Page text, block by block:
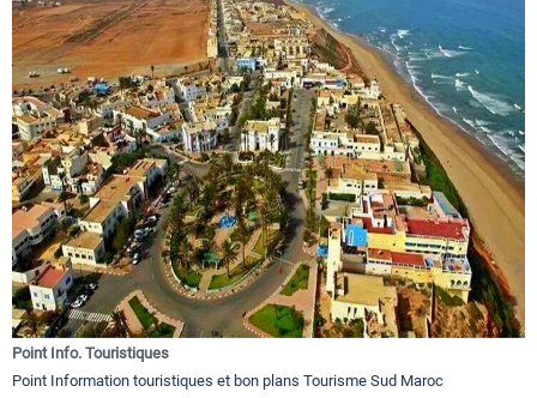
Point Info. Touristiques
Point Information touristiques et bon plans Tourisme Sud Maroc